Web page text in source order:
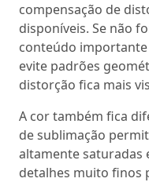
compensação de
disponíveis. Se não
conteúdo
evite padrões
distorção fica mais
A cor também fica
de sublimação
altamente saturadas
detalhes muito finos